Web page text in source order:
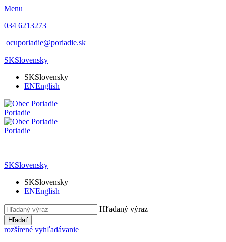
Menu
034 6213273
ocuporiadie@poriadie.sk
SKSlovensky
SKSlovensky
ENEnglish
Poriadie
Poriadie
SKSlovensky
SKSlovensky
ENEnglish
Hľadaný výraz
Hľadať
rozšírené vyhľadávanie